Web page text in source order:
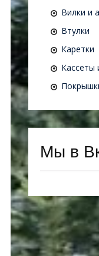
Вилки и
Втулки
Каретки
Кассеты
Мы в